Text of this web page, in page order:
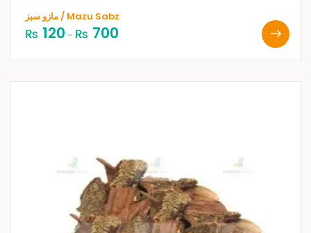
مازو سبز / Mazu Sabz
₨ 120 – ₨ 700